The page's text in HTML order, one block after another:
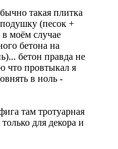
такая плитка
(песок +
моём случае
бетона на
бетон правда не
что провтыкал я
в ноль -
там тротуарная
для декора и